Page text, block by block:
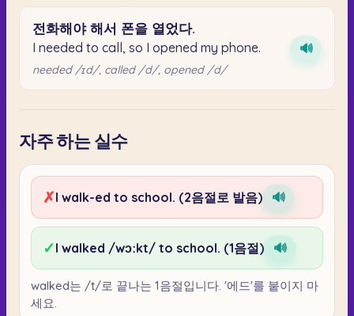
전화해야 해서 폰을 열었다.
I needed to call, so I opened my phone.
needed /ɪd/, called /d/, opened /d/
🔊
자주 하는 실수
✗I walk-ed to school. (2음절로 발음) 🔊
✓I walked /wɔːkt/ to school. (1음절) 🔊
walked는 /t/로 끝나는 1음절입니다. '에드'를 붙이지 마
세요.